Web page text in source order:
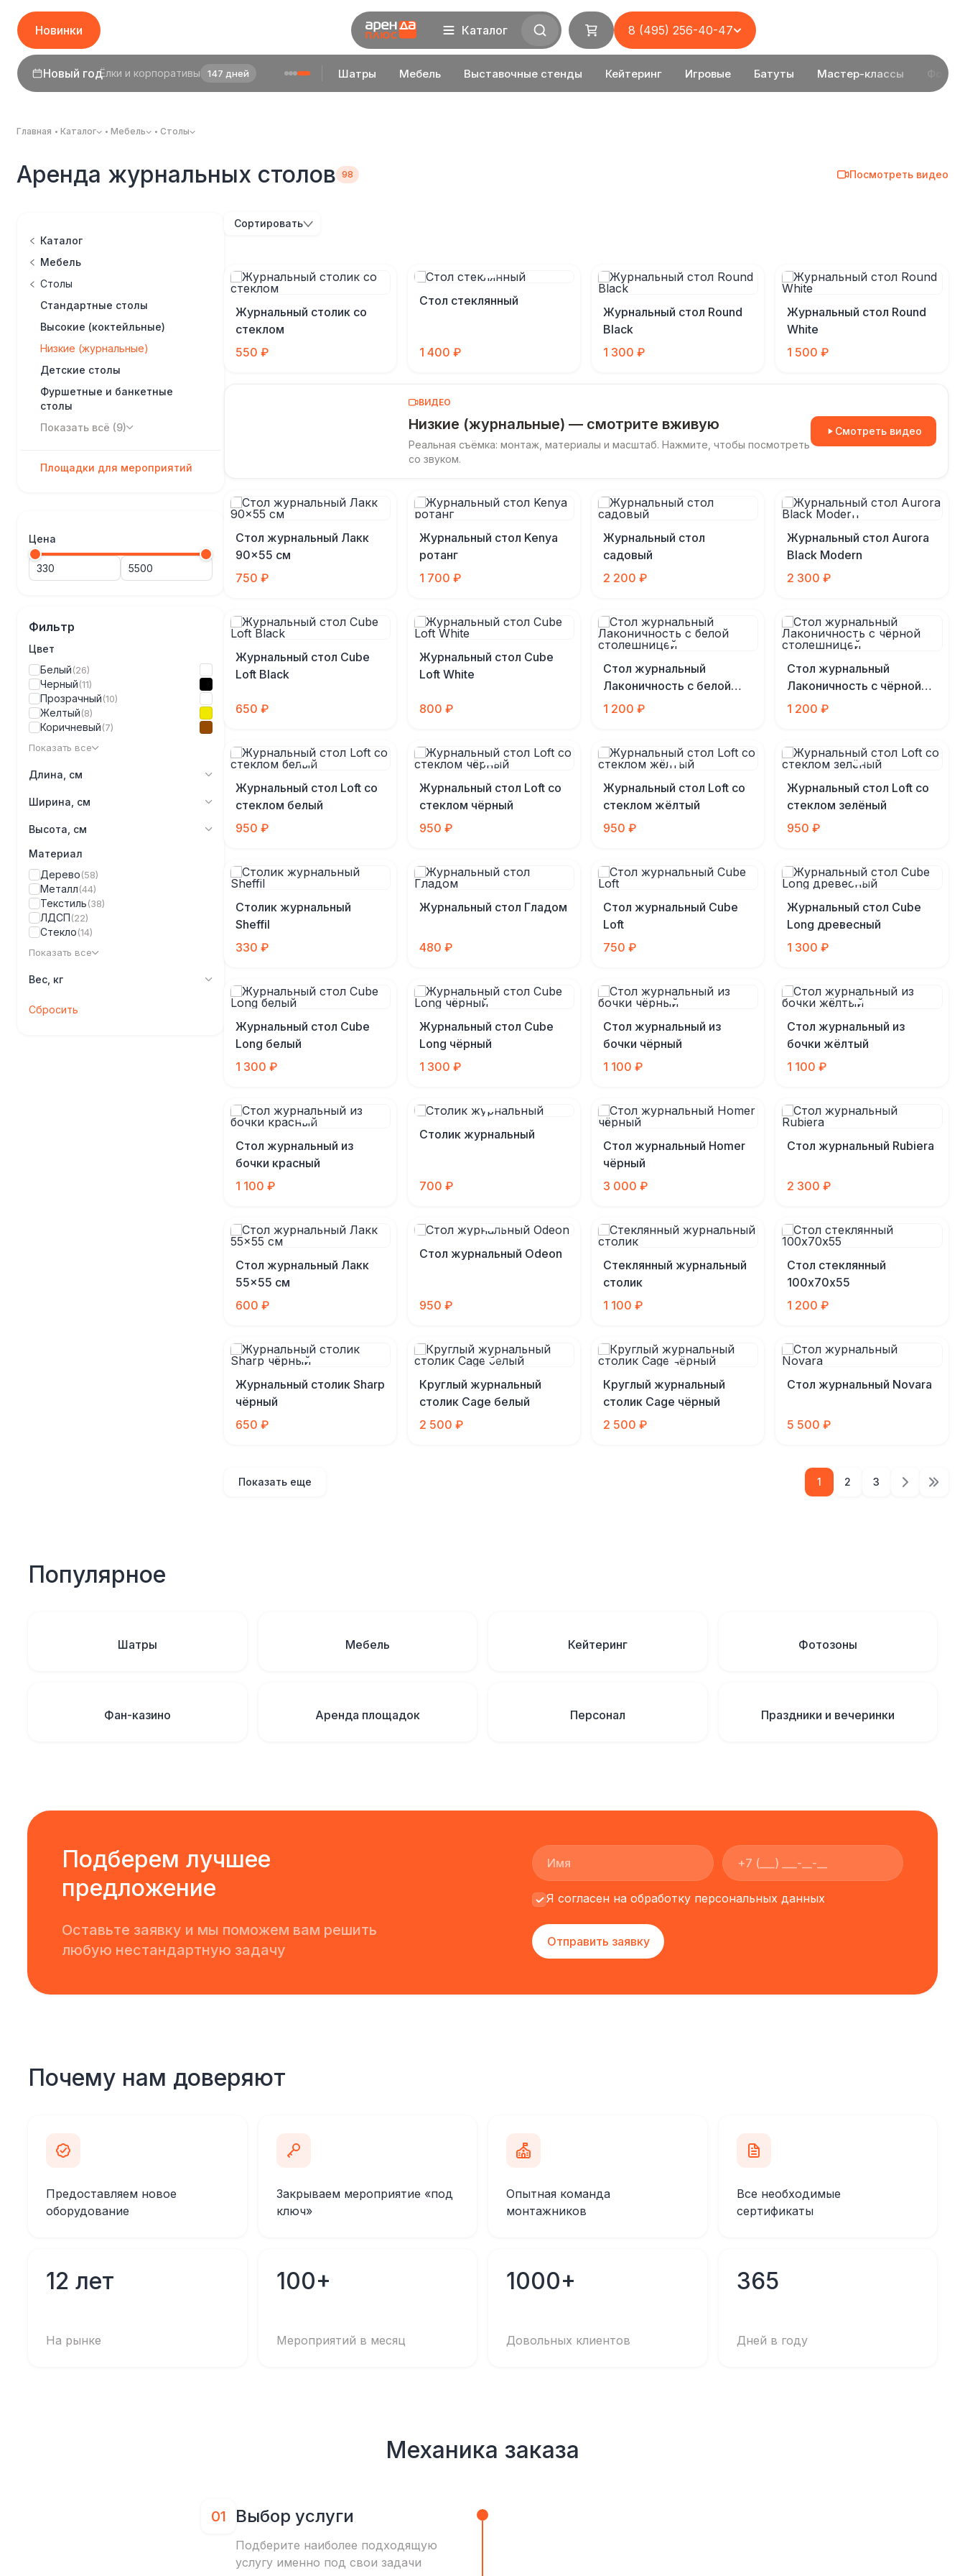
Новинки
1 сентябряДень знаний 25 дней
Новый год
Шатры Мебель Выставочные стенды Кейтеринг Игровые Батуты Мастер-классы
Каталог 8 (495) 256-40-47
Главная Каталог Мебель Столы
Аренда журнальных столов Посмотреть видео
Каталог
Мебель
Столы
Стандартные столы
Высокие (коктейльные)
Низкие (журнальные)
Детские столы
Фуршетные и банкетные
столы
Показать всё (9)
Площадки для мероприятий
Цена
Фильтр
Цвет
Белый(26)
Черный(11)
Прозрачный(10)
Желтый(8)
Коричневый(7)
Показать все
Длина, см
Ширина, см
Высота, см
Материал
Дерево(58)
Металл(44)
Текстиль(38)
ЛДСП(22)
Стекло(14)
Показать все
Вес, кг
Сбросить
Сортировать
Журнальный столик со
стеклом
550 ₽
Стол стеклянный
1 400 ₽
Журнальный стол Round
Black
1 300 ₽
Журнальный стол Round
White
1 500 ₽
ВИДЕО
Низкие (журнальные) — смотрите вживую
Реальная съёмка: монтаж, материалы и масштаб. Нажмите, чтобы посмотреть
со звуком.
Смотреть видео
Стол журнальный Лакк
90×55 см
750 ₽
Журнальный стол Kenya
ротанг
1 700 ₽
Журнальный стол
садовый
2 200 ₽
Журнальный стол Aurora
Black Modern
2 300 ₽
Журнальный стол Cube
Loft Black
650 ₽
Журнальный стол Cube
Loft White
800 ₽
Стол журнальный
Лаконичность с белой
столешницей
1 200 ₽
Стол журнальный
Лаконичность с чёрной
столешницей
1 200 ₽
Журнальный стол Loft со
стеклом белый
950 ₽
Журнальный стол Loft со
стеклом чёрный
950 ₽
Журнальный стол Loft со
стеклом жёлтый
950 ₽
Журнальный стол Loft со
стеклом зелёный
950 ₽
Столик журнальный
Sheffil
330 ₽
Журнальный стол Гладом
480 ₽
Стол журнальный Cube
Loft
750 ₽
Журнальный стол Cube
Long древесный
1 300 ₽
Журнальный стол Cube
Long белый
1 300 ₽
Журнальный стол Cube
Long чёрный
1 300 ₽
Стол журнальный из
бочки чёрный
1 100 ₽
Стол журнальный из
бочки жёлтый
1 100 ₽
Стол журнальный из
бочки красный
1 100 ₽
Столик журнальный
700 ₽
Стол журнальный Homer
чёрный
3 000 ₽
Стол журнальный Rubiera
2 300 ₽
Стол журнальный Лакк
55×55 см
600 ₽
Стол журнальный Odeon
950 ₽
Стеклянный журнальный
столик
1 100 ₽
Стол стеклянный
100х70х55
1 200 ₽
Журнальный столик Sharp
чёрный
650 ₽
Круглый журнальный
столик Cage белый
2 500 ₽
Круглый журнальный
столик Cage чёрный
2 500 ₽
Стол журнальный Novara
5 500 ₽
Показать еще 1 2 3
Популярное
Шатры Мебель Кейтеринг Фотозоны
Фан-казино Аренда площадок Персонал Праздники и вечеринки
Подберем лучшее
предложение
Оставьте заявку и мы поможем вам решить
любую нестандартную задачу
Я согласен на обработку персональных данных
Отправить заявку
Почему нам доверяют
Предоставляем новое
оборудование
Закрываем мероприятие «под
ключ»
Опытная команда
монтажников
Все необходимые
сертификаты
12 лет
На рынке
100+
Мероприятий в месяц
1000+
Довольных клиентов
365
Дней в году
Механика заказа
01 Выбор услуги
Подберите наиболее подходящую
услугу именно под свои задачи